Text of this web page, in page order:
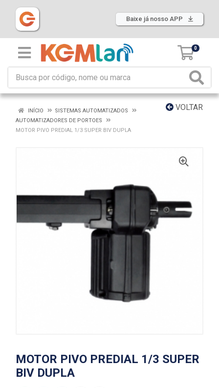
Baixe já nosso APP
0
VOLTAR
INÍCIO
SISTEMAS AUTOMATIZADOS
AUTOMATIZADORES DE PORTOES
MOTOR PIVO PREDIAL 1/3 SUPER BIV DUPLA
MOTOR PIVO PREDIAL 1/3 SUPER
BIV DUPLA